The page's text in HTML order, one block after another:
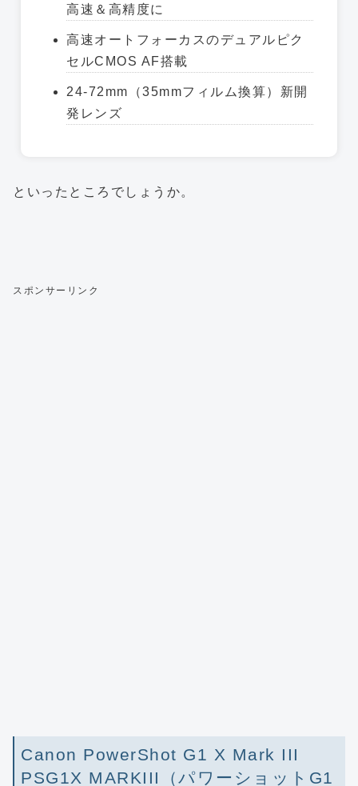
高速＆高精度に
高速オートフォーカスのデュアルピク
セルCMOS AF搭載
24-72mm（35mmフィルム換算）新開
発レンズ
といったところでしょうか。
スポンサーリンク
Canon PowerShot G1 X Mark III
PSG1X MARKIII（パワーショットG1